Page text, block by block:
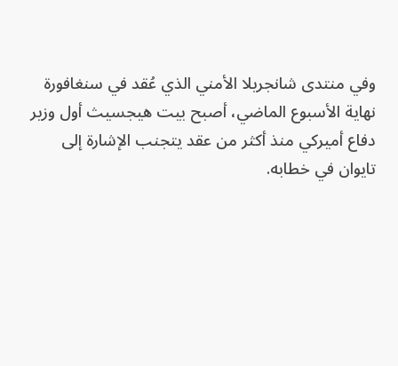
وفي منتدى شانجريلا الأمني الذي عُقد في سنغافورة
نهاية الأسبوع الماضي، أصبح بيت هيجسيث أول وزير
دفاع أميركي منذ أكثر من عقد يتجنب الإشارة إلى
تايوان في خطابه.